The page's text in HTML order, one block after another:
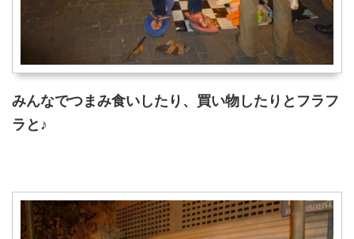
みんなでつまみ食いしたり、買い物したりとフラフ
ラと♪